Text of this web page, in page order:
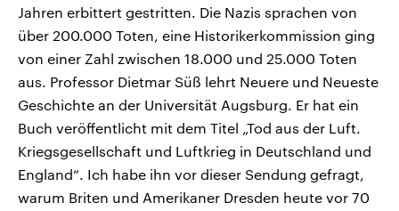
Jahren erbittert gestritten. Die Nazis sprachen von
über 200.000 Toten, eine Historikerkommission ging
von einer Zahl zwischen 18.000 und 25.000 Toten
aus. Professor Dietmar Süß lehrt Neuere und Neueste
Geschichte an der Universität Augsburg. Er hat ein
Buch veröffentlicht mit dem Titel „Tod aus der Luft.
Kriegsgesellschaft und Luftkrieg in Deutschland und
England“. Ich habe ihn vor dieser Sendung gefragt,
warum Briten und Amerikaner Dresden heute vor 70